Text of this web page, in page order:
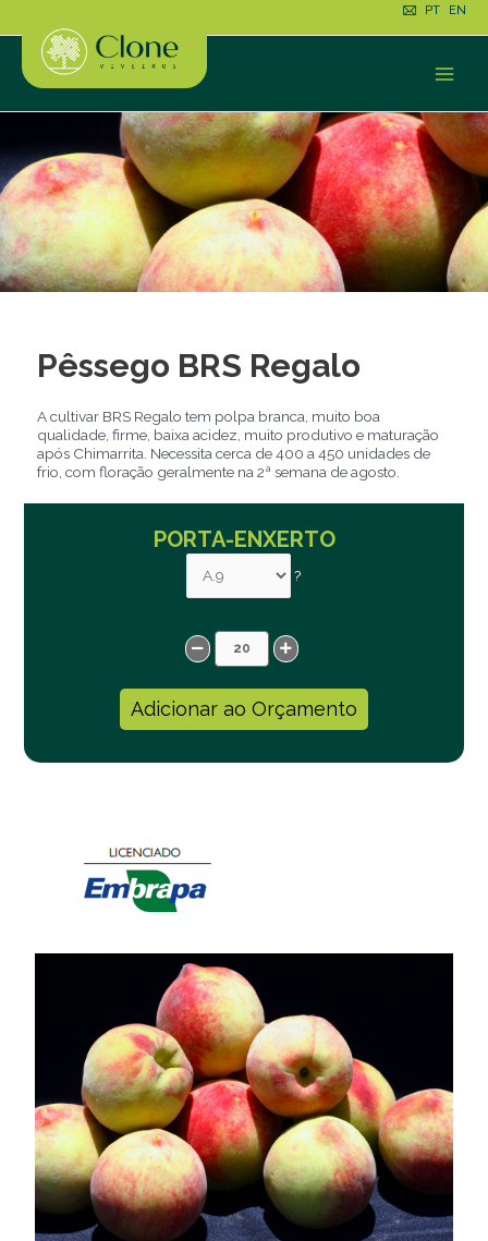
conteúdo
PT EN
Pêssego BRS Regalo
A cultivar BRS Regalo tem polpa branca, muito boa
qualidade, firme, baixa acidez, muito produtivo e maturação
após Chimarrita. Necessita cerca de 400 a 450 unidades de
frio, com floração geralmente na 2ª semana de agosto.
PORTA-ENXERTO
?
Adicionar ao Orçamento